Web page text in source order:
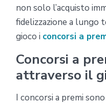
non solo l’acquisto
fidelizzazione a lungo
gioco i concorsi a
Concorsi a
attraverso il
I concorsi a premi